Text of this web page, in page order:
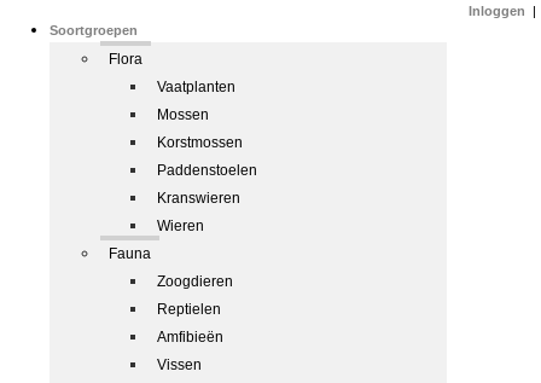
Soortgroepen
Flora
Vaatplanten
Mossen
Korstmossen
Paddenstoelen
Kranswieren
Wieren
Fauna
Zoogdieren
Reptielen
Amfibieën
Vissen
Inloggen |